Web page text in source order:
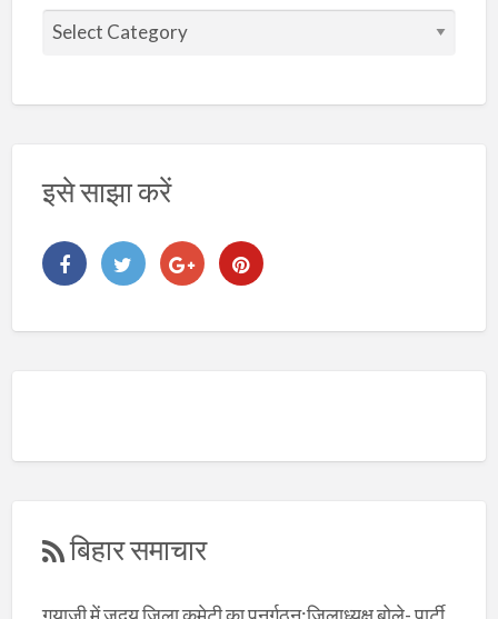
इसे साझा करें
बिहार समाचार